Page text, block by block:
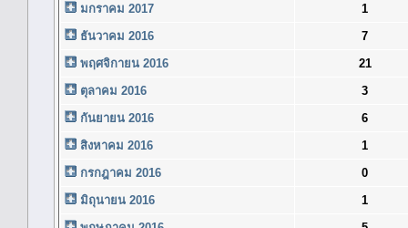
มกราคม 2017
1
ธันวาคม 2016
7
พฤศจิกายน 2016
21
ตุลาคม 2016
3
กันยายน 2016
6
สิงหาคม 2016
1
กรกฎาคม 2016
0
มิถุนายน 2016
1